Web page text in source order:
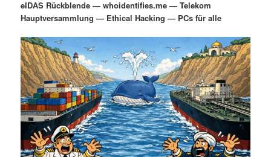
m
ä
r
e
n
I
u
n
d
ä
r
e
s
n
a
v
i
g
a
t
i
o
n
eIDAS Rückblende — whoidentifies.me — Telekom
Hauptversammlung — Ethical Hacking — PCs für alle